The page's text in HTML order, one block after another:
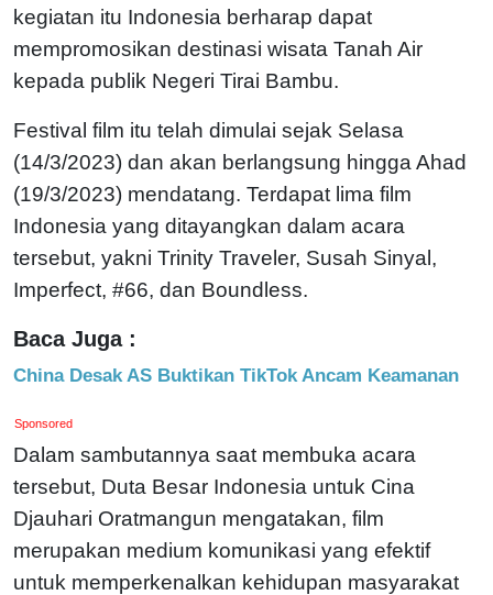
kegiatan itu Indonesia berharap dapat
mempromosikan destinasi wisata Tanah Air
kepada publik Negeri Tirai Bambu.
Festival film itu telah dimulai sejak Selasa
(14/3/2023) dan akan berlangsung hingga Ahad
(19/3/2023) mendatang. Terdapat lima film
Indonesia yang ditayangkan dalam acara
tersebut, yakni Trinity Traveler, Susah Sinyal,
Imperfect, #66, dan Boundless.
Baca Juga :
China Desak AS Buktikan TikTok Ancam Keamanan
Sponsored
Dalam sambutannya saat membuka acara
tersebut, Duta Besar Indonesia untuk Cina
Djauhari Oratmangun mengatakan, film
merupakan medium komunikasi yang efektif
untuk memperkenalkan kehidupan masyarakat